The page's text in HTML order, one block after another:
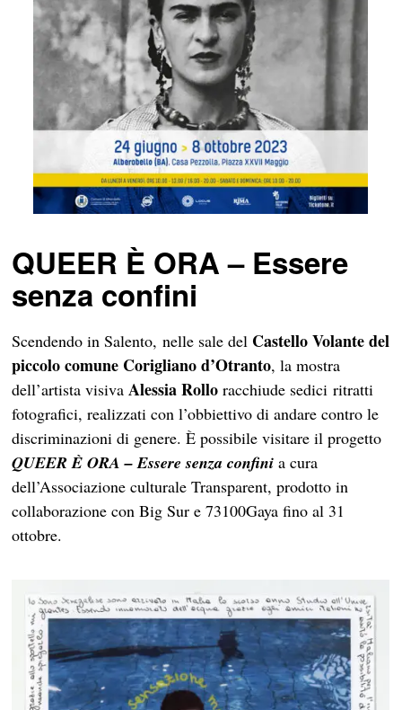
QUEER È ORA – Essere
senza confini
Scendendo in Salento, nelle sale del Castello Volante del
piccolo comune Corigliano d’Otranto, la mostra
dell’artista visivaAlessia Rollo racchiude sedici ritratti
fotografici, realizzati con l’obbiettivo di andare contro le
discriminazioni di genere. È possibile visitare il progetto
QUEER È ORA – Essere senza confini a cura
dell’Associazione culturale Transparent, prodotto in
collaborazione con Big Sur e 73100Gaya fino al 31
ottobre.